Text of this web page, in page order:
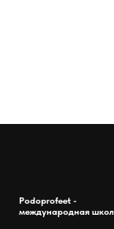
Podoprofeet -
международная